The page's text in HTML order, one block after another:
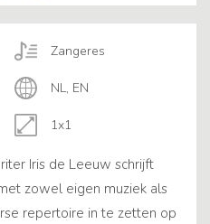
Zangeres
1x1
NL, EN
Iris de Leeuw schrijft
zowel eigen muziek als
repertoire in te zetten op